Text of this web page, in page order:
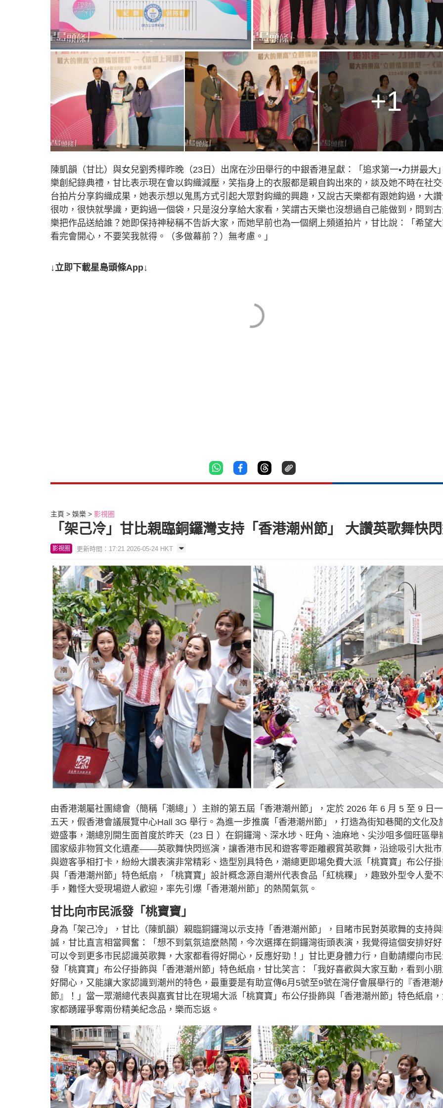
T
i
m
e
+1
陳凱韻（甘比）與女兒劉秀樺昨晚（23日）出席在沙田舉行的中銀香港呈獻：「追求第一•力拼最大
樂創紀錄典禮，甘比表示現在會以鈎織減壓，笑指身上的衣服都是親自鈎出來的，談及她不時在社
台拍片分享鈎織成果，她表示想以鬼馬方式引起大眾對鈎織的興趣，又說古天樂都有跟她鈎過，大
很叻，很快就學識，更鈎過一個袋，只是沒分享給大家看，笑謂古天樂也沒想過自己能做到，問到
樂把作品送給誰？她即保持神秘稱不告訴大家，而她早前也為一個網上頻道拍片，甘比說：「希望
看完會開心，不要笑我就得。（多做幕前？）無考慮。」
↓立即下載星島頭條App↓
主頁 娛樂 影視圈
「架己冷」甘比親臨銅鑼灣支持「香港潮州節」 大讚英歌舞快
影視圈 更新時間：17:21 2026-05-24 HKT
由香港潮屬社團總會（簡稱「潮總」）主辦的第五屆「香港潮州節」，定於 2026 年 6 月 5 至 9 日
五天，假香港會議展覽中心Hall 3G 舉行。為進一步推廣「香港潮州節」，打造為街知巷聞的文化及
遊盛事，潮總別開生面首度於昨天（23 日 ）在銅鑼灣、深水埗、旺角、油麻地、尖沙咀多個旺區舉
國家級非物質文化遺產——英歌舞快閃巡演，讓香港市民和遊客零距離觀賞英歌舞，沿途吸引大批
與遊客爭相打卡，紛紛大讚表演非常精彩、造型別具特色，潮總更即場免費大派「桃寶寶」布公仔
與「香港潮州節」特色紙扇，「桃寶寶」設計概念源自潮州代表食品「紅桃粿」，趣致外型令人愛
手，難怪大受現場遊人歡迎，率先引爆「香港潮州節」的熱鬧氣氛。
甘比向市民派發「桃寶寶」
身為「架己冷」，甘比（陳凱韻）親臨銅鑼灣以示支持「香港潮州節」，目睹市民對英歌舞的支持
誠，甘比直言相當興奮：「想不到氣氛這麼熱鬧，今次選擇在銅鑼灣街頭表演，我覺得這個安排好
可以令到更多市民認識英歌舞，大家都看得好開心，反應好勁！」甘比更身體力行，自動請纓向市
發「桃寶寶」布公仔掛飾與「香港潮州節」特色紙扇，甘比笑言：「我好喜歡與大家互動，看到小
好開心，又能讓大家認識到潮州的特色，最重要是有助宣傳6月5號至9號在灣仔會展舉行的『香港潮
節』！」當一眾潮總代表與嘉賓甘比在現場大派「桃寶寶」布公仔掛飾與「香港潮州節」特色紙扇
家都踴躍爭奪兩份精美紀念品，樂而忘返。